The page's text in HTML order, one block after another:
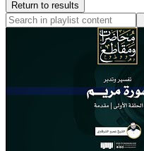
Return to results